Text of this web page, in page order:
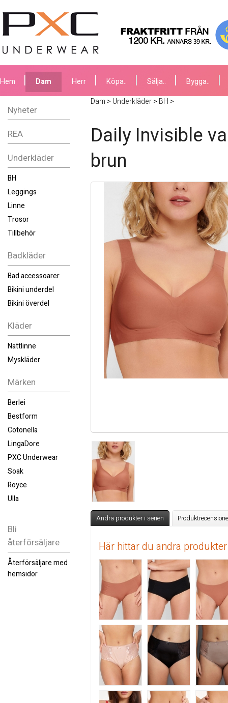
Hem Dam Herr Köpa.. Sälja.. Bygga..
Nyheter
REA
Underkläder
BH
Leggings
Linne
Trosor
Tillbehör
Badkläder
Bad accessoarer
Bikini underdel
Bikini överdel
Kläder
Nattlinne
Myskläder
Märken
Berlei
Bestform
Cotonella
LingaDore
PXC Underwear
Soak
Royce
Ulla
Bli
återförsäljare
Återförsäljare med
hemsidor
Dam > Underkläder> BH >
Daily Invisible
brun
Andra produkter i serien
Här hittar du andra